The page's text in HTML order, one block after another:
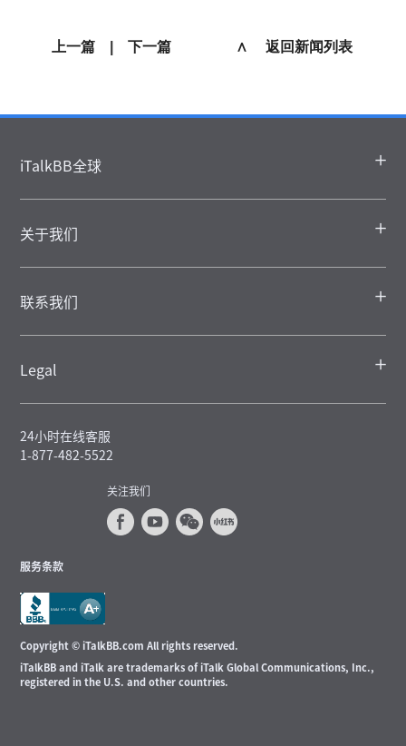
上一篇 |下一篇 ∧ 返回新闻列表
iTalkBB全球
关于我们
联系我们
Legal
24小时在线客服
1-877-482-5522
关注我们
服务条款
Copyright © iTalkBB.com All rights reserved.
iTalkBB and iTalk are trademarks of iTalk Global Communications, Inc.,
registered in the U.S. and other countries.